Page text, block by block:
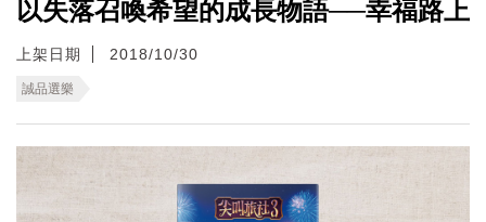
以失落召喚希望的成長物語──幸福路上
上架日期 2018/10/30
誠品選樂